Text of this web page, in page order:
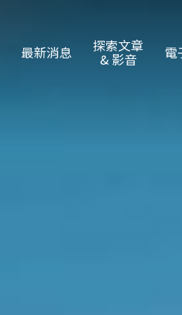
最新消息 探索文章
& 影音 電